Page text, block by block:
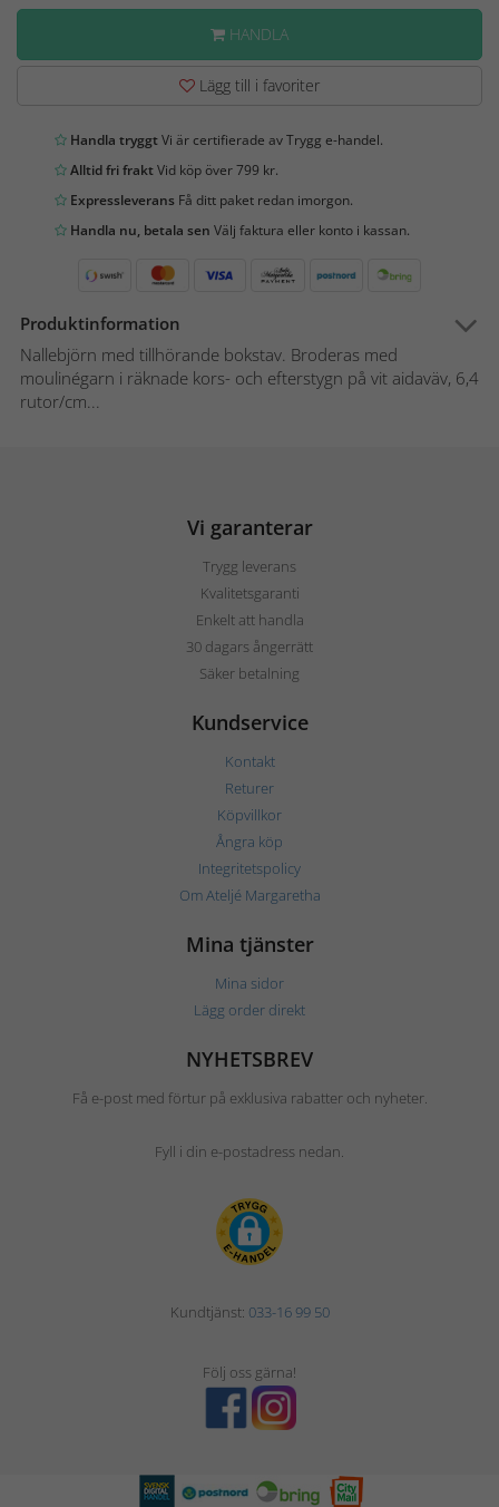
HANDLA
Lägg till i favoriter
Handla tryggtVi är certifierade av Trygg e-handel.
Alltid fri fraktVid köp över 799 kr.
Expressleverans Få ditt paket redan imorgon.
Handla nu, betala sen Välj faktura eller konto i kassan.
Produktinformation
Nallebjörn med tillhörande bokstav. Broderas med
moulinégarn i räknade kors- och efterstygn på vit aidaväv, 6,4
rutor/cm...
Vi garanterar
Trygg leverans
Kvalitetsgaranti
Enkelt att handla
30 dagars ångerrätt
Säker betalning
Kundservice
Kontakt
Returer
Köpvillkor
Ångra köp
Integritetspolicy
Om Ateljé Margaretha
Mina tjänster
Mina sidor
Lägg order direkt
NYHETSBREV
Få e-post med förtur på exklusiva rabatter och nyheter.
Fyll i din e-postadress nedan.
Kundtjänst: 033-16 99 50
Följ oss gärna!